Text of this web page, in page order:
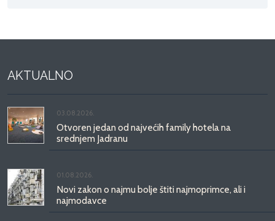
AKTUALNO
03.08.2026.
Otvoren jedan od najvećih family hotela na
srednjem Jadranu
01.08.2026.
Novi zakon o najmu bolje štiti najmoprimce, ali i
najmodavce